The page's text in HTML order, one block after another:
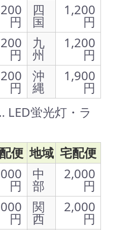
円
四
国
1,200
円
円
九
州
1,200
円
円
沖
縄
1,900
円
LED蛍光灯・ラ
便 地域 宅配便
円
中
部
2,000
円
円
関
西
2,000
円